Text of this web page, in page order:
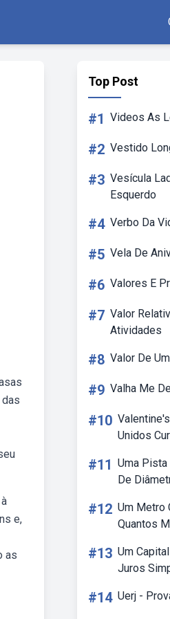
e,
as
Top Post
#1 Videos As
#2 Vestido
#3 Vesícula
Esquerdo
#4 Verbo Da
#5 Vela De
#6 Valores E
#7 Valor
Atividades
#8 Valor De
#9 Valha Me
#10
Unidos
#11 Uma Pista
De
#12 Um Metro
Quantos
#13 Um
Juros
#14 Uerj -